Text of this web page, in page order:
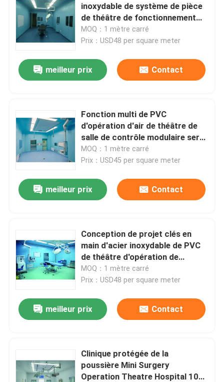
inoxydable de système de pièce
de théâtre de fonctionnement
rendent la classe 100 - 1000
résistante
MOQ：1 mètre carré
Prix：USD48 per square meter
meilleur prix Contact
Fonction multi de PVC
d'opération d'air de théâtre de
salle de contrôle modulaire serré
de PLC
MOQ：1 mètre carré
Prix：USD45 per square meter
meilleur prix Contact
Conception de projet clés en
main d'acier inoxydable de PVC
de théâtre d'opération de
chirurgie d'hôpital d'ICU
MOQ：1 mètre carré
Prix：USD48 per square meter
meilleur prix Contact
Clinique protégée de la
poussière Mini Surgery
Operation Theatre Hospital 100